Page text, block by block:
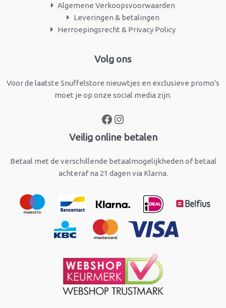
Algemene Verkoopsvoorwaarden
Leveringen & betalingen
Herroepingsrecht & Privacy Policy
Volg ons
Voor de laatste Snuffelstore nieuwtjes en exclusieve promo's
moet je op onze social media zijn.
Facebook
Veilig online betalen
Betaal met de verschillende betaalmogelijkheden of betaal
achteraf na 21 dagen via Klarna.